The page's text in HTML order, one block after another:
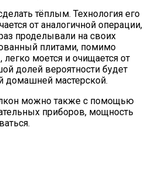
тёплым. Технология его
от аналогичной операции,
проделывали на своих
плитами, помимо
моется и очищается от
долей вероятности будет
домашней мастерской.
можно также с помощью
приборов, мощность